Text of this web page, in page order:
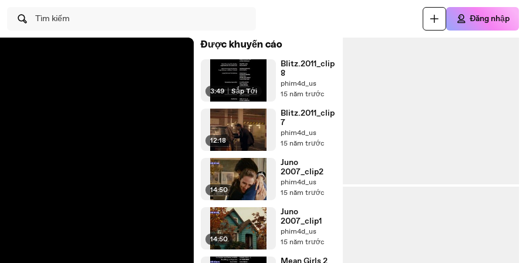
Tìm kiếm Đăng nhập
Được khuyến cáo
3:49 | Sắp Tới
Blitz.2011_clip
8
phim4d_us
15 năm trước
12:18
Blitz.2011_clip
7
phim4d_us
15 năm trước
14:50
Juno
2007_clip2
phim4d_us
15 năm trước
14:50
Juno
2007_clip1
phim4d_us
15 năm trước